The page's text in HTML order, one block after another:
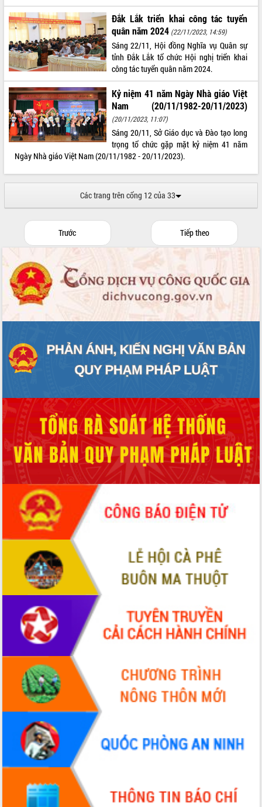
Đắk Lắk triển khai công tác tuyển
quân năm 2024 (22/11/2023, 14:59)
Sáng 22/11, Hội đồng Nghĩa vụ Quân sự
tỉnh Đắk Lắk tổ chức Hội nghị triển khai
công tác tuyển quân năm 2024.
Kỷ niệm 41 năm Ngày Nhà giáo Việt
Nam (20/11/1982-20/11/2023)
(20/11/2023, 11:07)
Sáng 20/11, Sở Giáo dục và Đào tạo long
trọng tổ chức gặp mặt kỷ niệm 41 năm
Ngày Nhà giáo Việt Nam (20/11/1982 - 20/11/2023).
Các trang trên cổng 12 của 33
Trước Tiếp theo